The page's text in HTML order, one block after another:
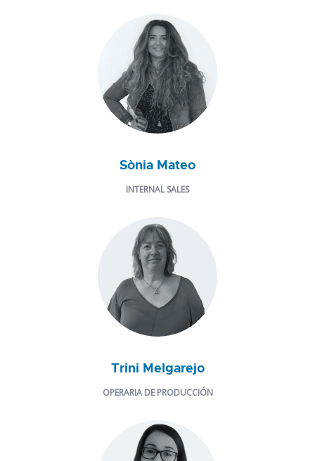
Sònia Mateo
INTERNAL SALES
Trini Melgarejo
OPERARIA DE PRODUCCIÓN